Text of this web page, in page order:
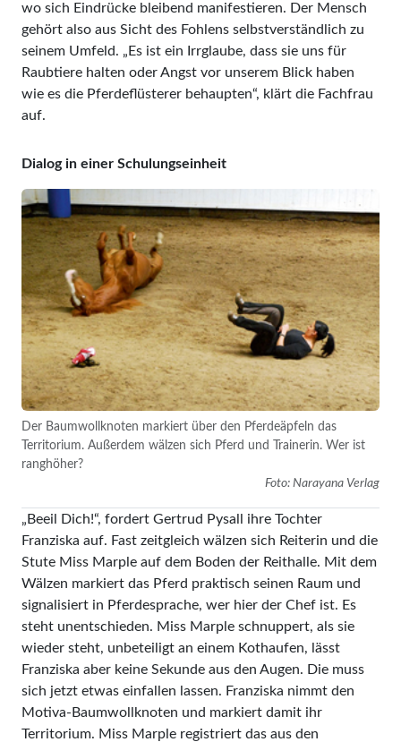
wo sich Eindrücke bleibend manifestieren. Der Mensch
gehört also aus Sicht des Fohlens selbstverständlich zu
seinem Umfeld. „Es ist ein Irrglaube, dass sie uns für
Raubtiere halten oder Angst vor unserem Blick haben
wie es die Pferdeflüsterer behaupten“, klärt die Fachfrau
auf.
Dialog in einer Schulungseinheit
Der Baumwollknoten markiert über den Pferdeäpfeln das
Territorium. Außerdem wälzen sich Pferd und Trainerin. Wer ist
ranghöher?
Foto: Narayana Verlag
„Beeil Dich!“, fordert Gertrud Pysall ihre Tochter
Franziska auf. Fast zeitgleich wälzen sich Reiterin und die
Stute Miss Marple auf dem Boden der Reithalle. Mit dem
Wälzen markiert das Pferd praktisch seinen Raum und
signalisiert in Pferdesprache, wer hier der Chef ist. Es
steht unentschieden. Miss Marple schnuppert, als sie
wieder steht, unbeteiligt an einem Kothaufen, lässt
Franziska aber keine Sekunde aus den Augen. Die muss
sich jetzt etwas einfallen lassen. Franziska nimmt den
Motiva-Baumwollknoten und markiert damit ihr
Territorium. Miss Marple registriert das aus den